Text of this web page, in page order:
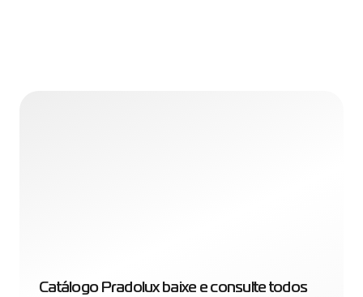
Catálogo Pradolux baixe e consulte todos